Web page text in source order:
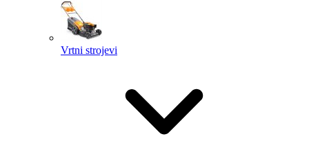
Vrtni strojevi